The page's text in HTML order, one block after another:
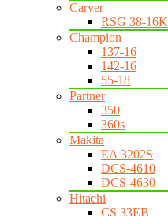
Carver
RSG 38-16K
Champion
137-16
142-16
55-18
Partner
350
360s
Makita
EA 3202S
DCS-4610
DCS-4630
Hitachi
CS 33EB